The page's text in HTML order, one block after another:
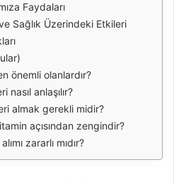
Faydaları
Sağlık Üzerindeki Etkileri
önemli olanlardır?
nasıl anlaşılır?
almak gerekli midir?
açısından zengindir?
zararlı mıdır?